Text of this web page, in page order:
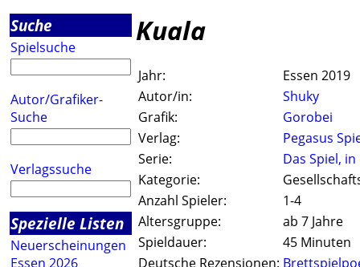
Suche
Spielsuche
Autor/Grafiker-
Suche
Verlagssuche
Spezielle Listen
Neuerscheinungen
Essen 2026
Kuala
Jahr:
Essen 2019
Autor/in:
Shuky
Grafik:
Gorobei
Verlag:
Pegasus
Serie:
Das Spiel,
Kategorie:
Anzahl Spieler:
1-4
Altersgruppe:
ab 7 Jahre
Spieldauer:
45 Minuten
Deutsche Rezensionen: